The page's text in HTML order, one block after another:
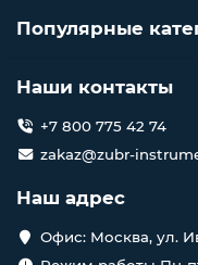
Популярные
Наши контакты
+7 800 775 42 74
zakaz@zubr-
Наш адрес
Офис: Москва, ул.